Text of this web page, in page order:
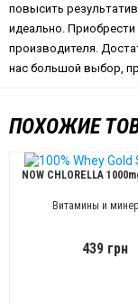
повысить
идеально.
производителя.
нас большой выбор,
ПОХОЖИЕ
NOW CHLORELLA
Витамины и
439 грн